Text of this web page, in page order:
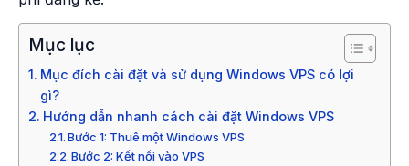
Mục lục
Mục đích cài đặt và sử dụng Windows VPS có lợi
gì?
Hướng dẫn nhanh cách cài đặt Windows VPS
Bước 1: Thuê một Windows VPS
Bước 2: Kết nối vào VPS